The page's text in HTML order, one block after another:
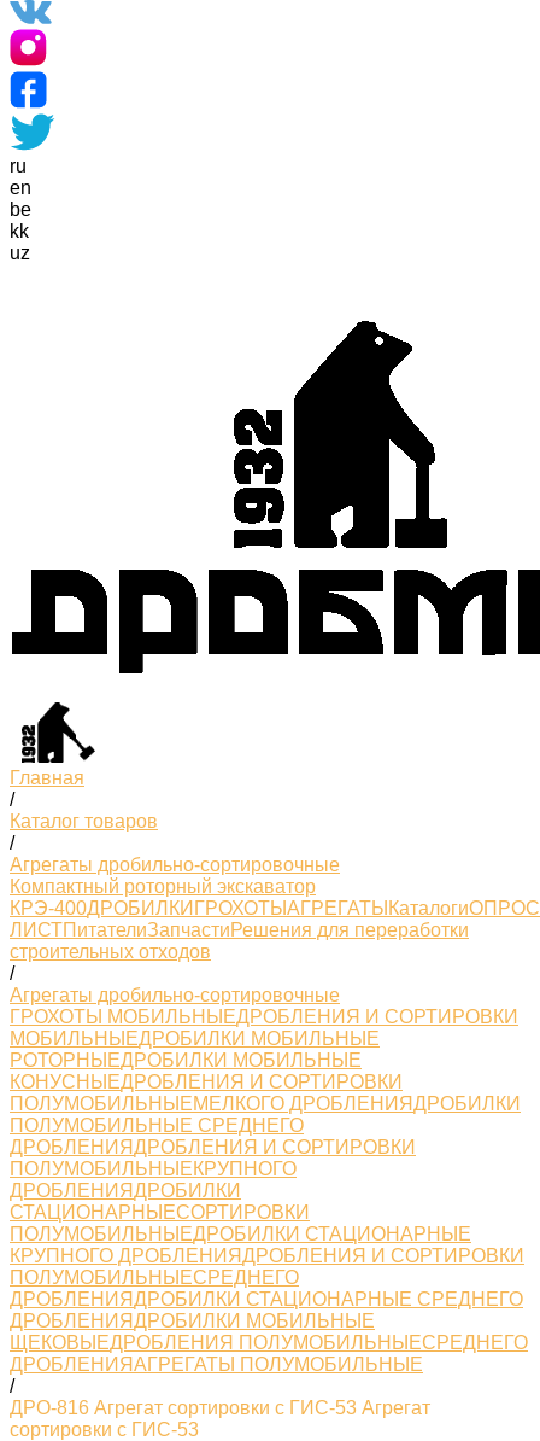
ru
en
be
kk
uz
Главная
/
Каталог товаров
/
Агрегаты дробильно-сортировочные
Компактный роторный экскаватор
КРЭ-400ДРОБИЛКИ ГРОХОТЫ АГРЕГАТЫ Каталоги
ЛИСТПитателиЗапчастиРешения для переработки
строительных отходов
/
Агрегаты дробильно-сортировочные
ГРОХОТЫ МОБИЛЬНЫЕДРОБЛЕНИЯ И СОРТИРОВКИ
МОБИЛЬНЫЕДРОБИЛКИ МОБИЛЬНЫЕ
РОТОРНЫЕДРОБИЛКИ МОБИЛЬНЫЕ
КОНУСНЫЕДРОБЛЕНИЯ И СОРТИРОВКИ
ПОЛУМОБИЛЬНЫЕМЕЛКОГО ДРОБЛЕНИЯДРОБИЛКИ
ПОЛУМОБИЛЬНЫЕ СРЕДНЕГО
ДРОБЛЕНИЯДРОБЛЕНИЯ И СОРТИРОВКИ
ПОЛУМОБИЛЬНЫЕКРУПНОГО
ДРОБЛЕНИЯДРОБИЛКИ
СТАЦИОНАРНЫЕСОРТИРОВКИ
ПОЛУМОБИЛЬНЫЕДРОБИЛКИ СТАЦИОНАРНЫЕ
КРУПНОГО ДРОБЛЕНИЯДРОБЛЕНИЯ И СОРТИРОВКИ
ПОЛУМОБИЛЬНЫЕСРЕДНЕГО
ДРОБЛЕНИЯДРОБИЛКИ СТАЦИОНАРНЫЕ СРЕДНЕГО
ДРОБЛЕНИЯДРОБИЛКИ МОБИЛЬНЫЕ
ЩЕКОВЫЕДРОБЛЕНИЯ ПОЛУМОБИЛЬНЫЕСРЕДНЕГО
ДРОБЛЕНИЯАГРЕГАТЫ ПОЛУМОБИЛЬНЫЕ
/
ДРО-816 Агрегат сортировки с ГИС-53 Агрегат
сортировки с ГИС-53